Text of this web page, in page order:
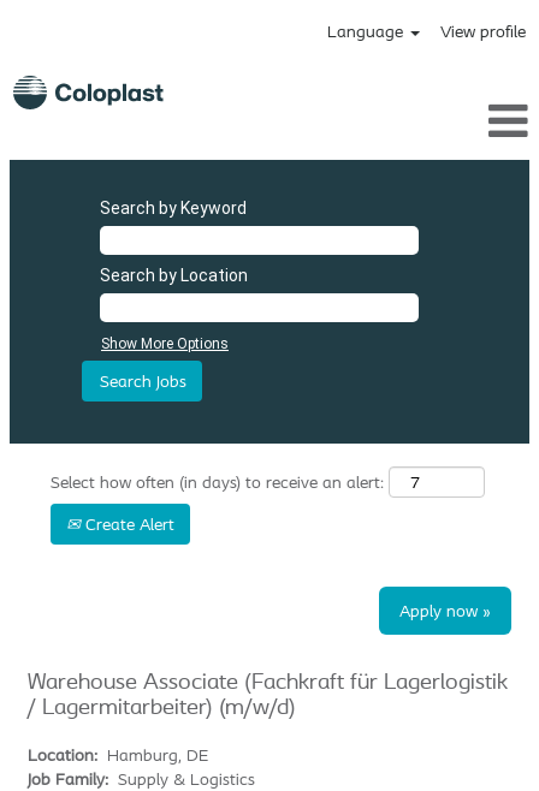
Language View profile
Search by Keyword
Search by Location
Show More Options
Select how often (in days) to receive an alert:
Create Alert
Apply now »
Warehouse Associate (Fachkraft für Lagerlogistik
/ Lagermitarbeiter) (m/w/d)
Location: Hamburg, DE
Job Family: Supply & Logistics